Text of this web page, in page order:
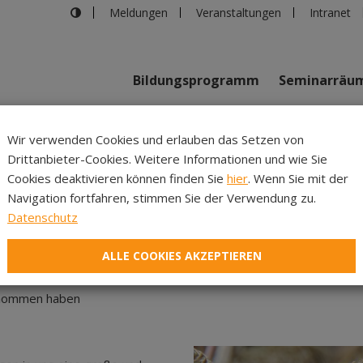
Meldungen Veranstaltungen Intranet
Bildungsprogramm
in Innsbruck
IST LIEBE, DIE
haben
Wir verwenden Cookies und erlauben das Setzen von
Drittanbieter-Cookies. Weitere Informationen und wie Sie
Cookies deaktivieren können finden Sie hier. Wenn Sie mit der
Navigation fortfahren, stimmen Sie der Verwendung zu.
Datenschutz
ALLE COOKIES AKZEPTIEREN